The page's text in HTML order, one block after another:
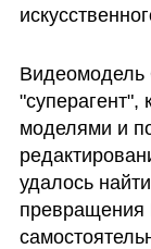
Видеомодель
"суперагент",
моделями и
удалось
превращения